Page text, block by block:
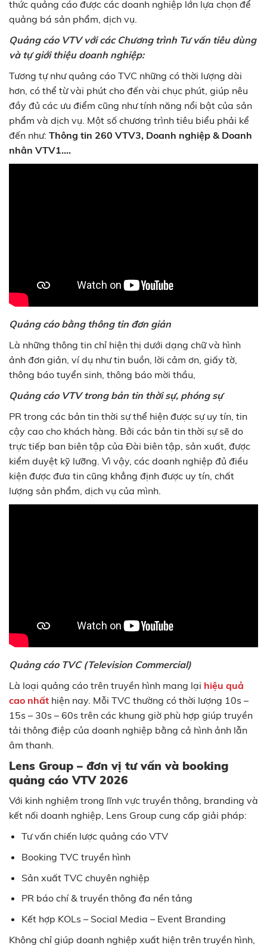
thức quảng cáo được các doanh nghiệp lớn lựa chọn để
quảng bá sản phẩm, dịch vụ.
Quảng cáo VTV với các Chương trình Tư vấn tiêu dùng
và tự giới thiệu doanh nghiệp:
Tương tự như quảng cáo TVC những có thời lượng dài
hơn, có thể từ vài phút cho đến vài chục phút, giúp nêu
đầy đủ các ưu điểm cũng như tính năng nổi bật của sản
phẩm và dịch vụ. Một số chương trình tiêu biểu phải kể
đến như: Thông tin 260 VTV3, Doanh nghiệp & Doanh
nhân VTV1….
Quảng cáo bằng thông tin đơn giản
Là những thông tin chỉ hiện thị dưới dạng chữ và hình
ảnh đơn giản, ví dụ như tin buồn, lời cảm ơn, giấy tờ,
thông báo tuyển sinh, thông báo mời thầu,
Quảng cáo VTV trong bản tin thời sự, phóng sự
PR trong các bản tin thời sự thể hiện được sự uy tín, tin
cậy cao cho khách hàng. Bởi các bản tin thời sự sẽ do
trực tiếp ban biên tập của Đài biên tập, sản xuất, được
kiểm duyệt kỹ lưỡng. Vì vậy, các doanh nghiệp đủ điều
kiện được đưa tin cũng khẳng định được uy tín, chất
lượng sản phẩm, dịch vụ của mình.
Quảng cáo TVC (Television Commercial)
Là loại quảng cáo trên truyền hình mang lại hiệu quả
cao nhất hiện nay. Mỗi TVC thường có thời lượng 10s –
15s – 30s – 60s trên các khung giờ phù hợp giúp truyền
tải thông điệp của doanh nghiệp bằng cả hình ảnh lẫn
âm thanh.
Lens Group – đơn vị tư vấn và booking
quảng cáo VTV 2026
Với kinh nghiệm trong lĩnh vực truyền thông, branding và
kết nối doanh nghiệp, Lens Group cung cấp giải pháp:
Tư vấn chiến lược quảng cáo VTV
Booking TVC truyền hình
Sản xuất TVC chuyên nghiệp
PR báo chí & truyền thông đa nền tảng
Kết hợp KOLs – Social Media – Event Branding
Không chỉ giúp doanh nghiệp xuất hiện trên truyền hình,